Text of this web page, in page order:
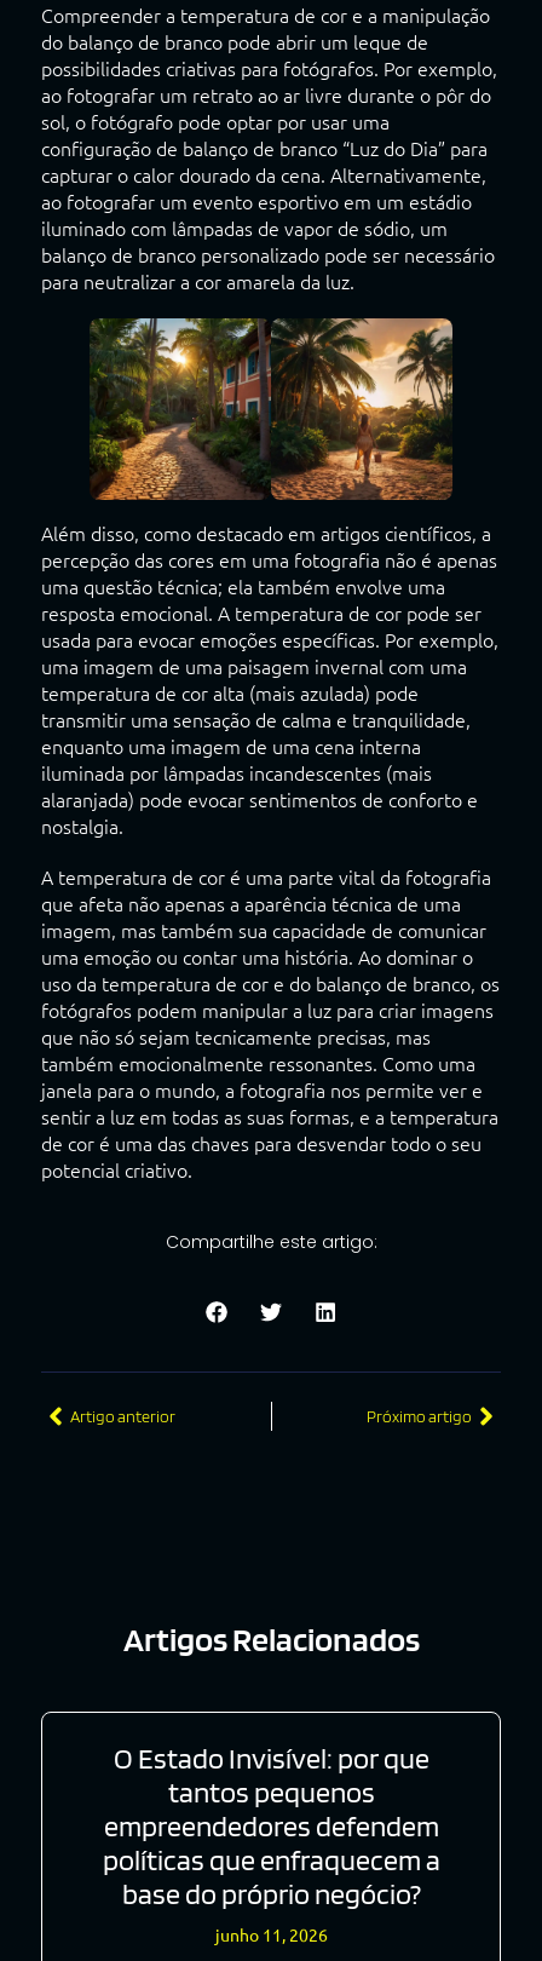
Compreender a temperatura de cor e a manipulação
do balanço de branco pode abrir um leque de
possibilidades criativas para fotógrafos. Por exemplo,
ao fotografar um retrato ao ar livre durante o pôr do
sol, o fotógrafo pode optar por usar uma
configuração de balanço de branco “Luz do Dia” para
capturar o calor dourado da cena. Alternativamente,
ao fotografar um evento esportivo em um estádio
iluminado com lâmpadas de vapor de sódio, um
balanço de branco personalizado pode ser necessário
para neutralizar a cor amarela da luz.
Além disso, como destacado em artigos científicos, a
percepção das cores em uma fotografia não é apenas
uma questão técnica; ela também envolve uma
resposta emocional. A temperatura de cor pode ser
usada para evocar emoções específicas. Por exemplo,
uma imagem de uma paisagem invernal com uma
temperatura de cor alta (mais azulada) pode
transmitir uma sensação de calma e tranquilidade,
enquanto uma imagem de uma cena interna
iluminada por lâmpadas incandescentes (mais
alaranjada) pode evocar sentimentos de conforto e
nostalgia.
A temperatura de cor é uma parte vital da fotografia
que afeta não apenas a aparência técnica de uma
imagem, mas também sua capacidade de comunicar
uma emoção ou contar uma história. Ao dominar o
uso da temperatura de cor e do balanço de branco, os
fotógrafos podem manipular a luz para criar imagens
que não só sejam tecnicamente precisas, mas
também emocionalmente ressonantes. Como uma
janela para o mundo, a fotografia nos permite ver e
sentir a luz em todas as suas formas, e a temperatura
de cor é uma das chaves para desvendar todo o seu
potencial criativo.
Compartilhe este artigo:
Artigo anterior Próximo artigo
Artigos Relacionados
O Estado Invisível: por que
tantos pequenos
empreendedores defendem
políticas que enfraquecem a
base do próprio negócio?
junho 11, 2026